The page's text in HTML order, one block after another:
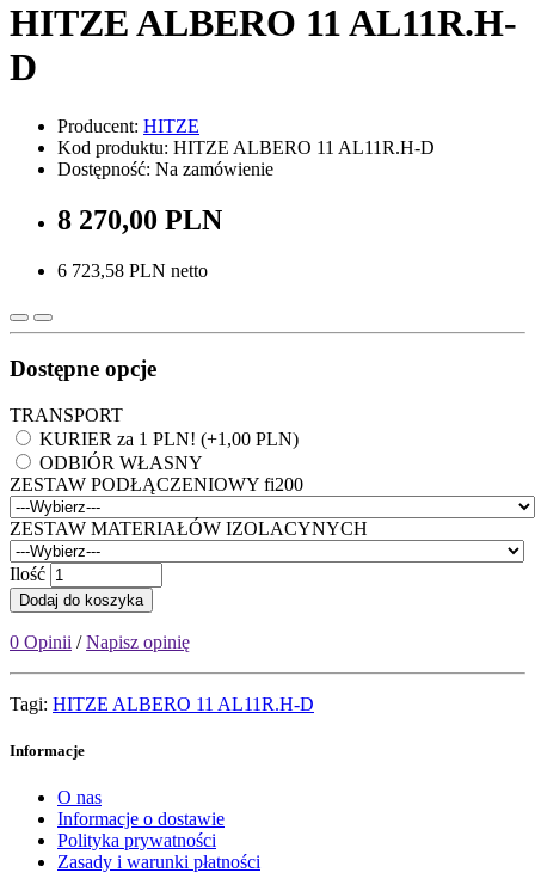
HITZE ALBERO 11 AL11R.H-
D
Producent: HITZE
Kod produktu: HITZE ALBERO 11 AL11R.H-D
Dostępność: Na zamówienie
8 270,00 PLN
6 723,58 PLN netto
Dostępne opcje
TRANSPORT
KURIER za 1 PLN! (+1,00 PLN)
ODBIÓR WŁASNY
ZESTAW PODŁĄCZENIOWY fi200
ZESTAW MATERIAŁÓW IZOLACYNYCH
Ilość
Dodaj do koszyka
0 Opinii /Napisz opinię
Tagi: HITZE ALBERO 11 AL11R.H-D
Informacje
O nas
Informacje o dostawie
Polityka prywatności
Zasady i warunki płatności